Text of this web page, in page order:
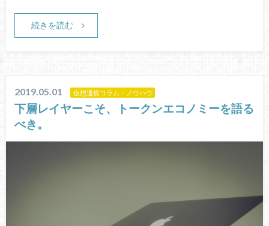
続きを読む
2019.05.01 仮想通貨コラム・ノウハウ
下層レイヤーこそ、トークンエコノミーを語る
べき。